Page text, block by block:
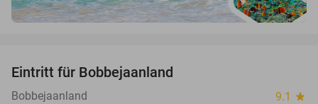
Eintritt für Bobbejaanland
Bobbejaanland 9.1 star